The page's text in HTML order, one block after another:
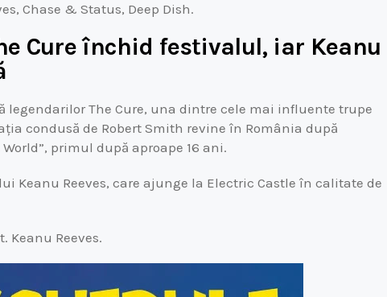
Chase & Status, Deep Dish.
Cure închid festivalul, iar Keanu
legendarilor The Cure, una dintre cele mai influente trupe
condusă de Robert Smith revine în România după
primul după aproape 16 ani.
Keanu Reeves, care ajunge la Electric Castle în calitate de
Keanu Reeves.